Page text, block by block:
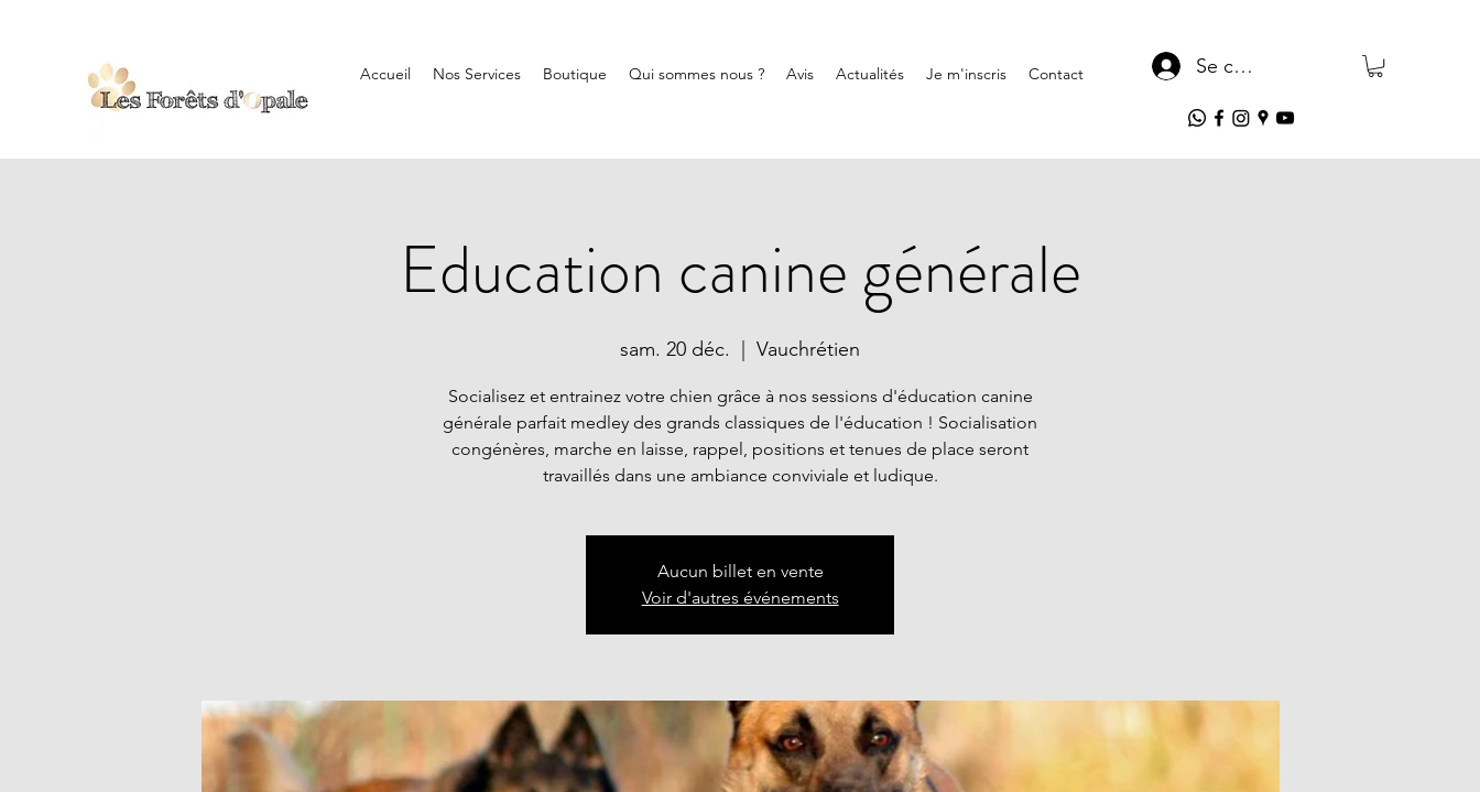
Accueil Nos Services Boutique Qui sommes nous ? Avis Actualités Je m'inscris Contact Se connecter
Education canine générale
sam. 20 déc. Vauchrétien
Socialisez et entrainez votre chien grâce à nos sessions d'éducation canine
générale parfait medley des grands classiques de l'éducation ! Socialisation
congénères, marche en laisse, rappel, positions et tenues de place seront
travaillés dans une ambiance conviviale et ludique.
Aucun billet en vente
Voir d'autres événements